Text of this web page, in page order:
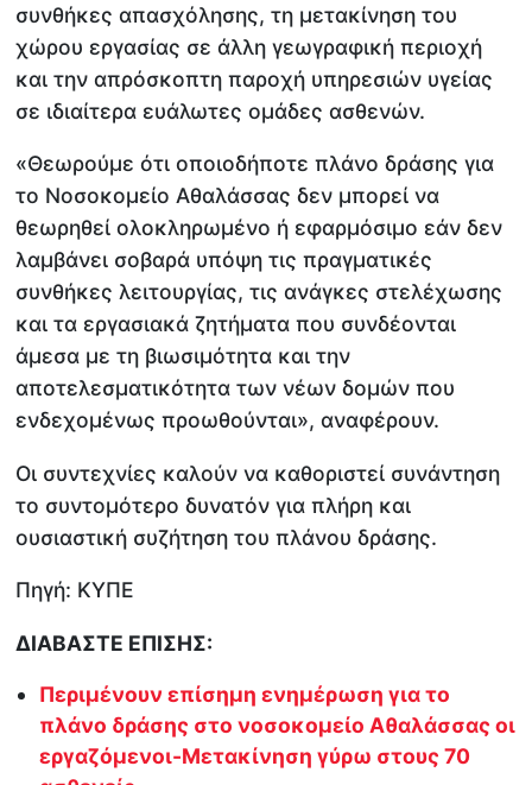
συνθήκες απασχόλησης, τη μετακίνηση του
χώρου εργασίας σε άλλη γεωγραφική περιοχή
και την απρόσκοπτη παροχή υπηρεσιών υγείας
σε ιδιαίτερα ευάλωτες ομάδες ασθενών.
«Θεωρούμε ότι οποιοδήποτε πλάνο δράσης για
το Νοσοκομείο Αθαλάσσας δεν μπορεί να
θεωρηθεί ολοκληρωμένο ή εφαρμόσιμο εάν δεν
λαμβάνει σοβαρά υπόψη τις πραγματικές
συνθήκες λειτουργίας, τις ανάγκες στελέχωσης
και τα εργασιακά ζητήματα που συνδέονται
άμεσα με τη βιωσιμότητα και την
αποτελεσματικότητα των νέων δομών που
ενδεχομένως προωθούνται», αναφέρουν.
Οι συντεχνίες καλούν να καθοριστεί συνάντηση
το συντομότερο δυνατόν για πλήρη και
ουσιαστική συζήτηση του πλάνου δράσης.
Πηγή: ΚΥΠΕ
ΔΙΑΒΑΣΤΕ ΕΠΙΣΗΣ:
Περιμένουν επίσημη ενημέρωση για το
πλάνο δράσης στο νοσοκομείο Αθαλάσσας οι
εργαζόμενοι-Μετακίνηση γύρω στους 70